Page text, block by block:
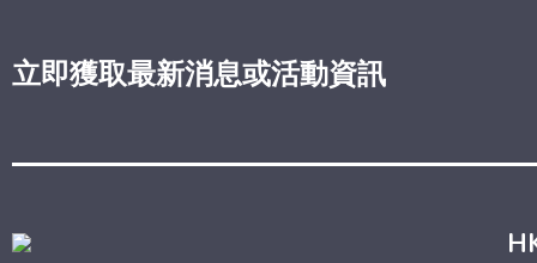
立即獲取最新消息或活動資訊